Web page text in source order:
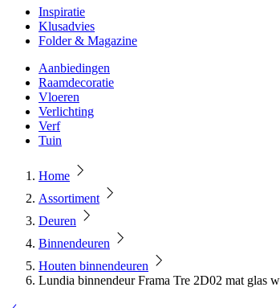
Inspiratie
Klusadvies
Folder & Magazine
Aanbiedingen
Raamdecoratie
Vloeren
Verlichting
Verf
Tuin
Home
Assortiment
Deuren
Binnendeuren
Houten binnendeuren
Lundia binnendeur Frama Tre 2D02 mat glas